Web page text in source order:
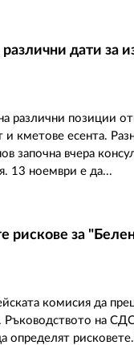
дати за
различни позиции
кметове есента.
започна вчера
13 ноември е да...
рискове за
комисия да
Ръководството на
определят